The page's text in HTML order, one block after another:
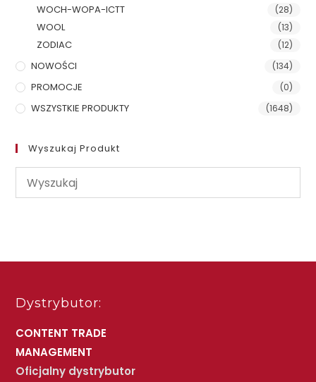
WOCH-WOPA-ICTT (28)
WOOL (13)
ZODIAC (12)
NOWOŚCI (134)
PROMOCJE (0)
WSZYSTKIE PRODUKTY (1648)
Wyszukaj Produkt
Dystrybutor:
CONTENT TRADE
MANAGEMENT
Oficjalny dystrybutor